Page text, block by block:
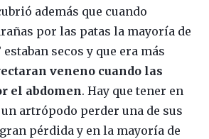
además que cuando
por las patas la mayoría de
secos y que era más
veneno cuando las
el abdomen. Hay que tener en
artrópodo perder una de sus
pérdida y en la mayoría de